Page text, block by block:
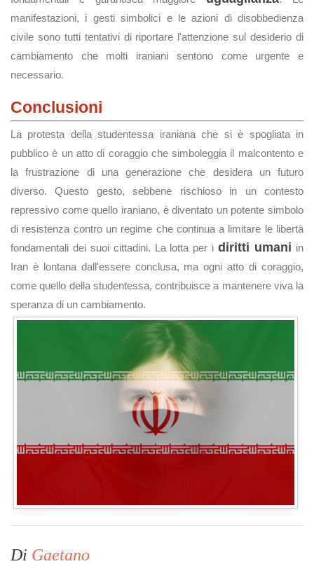
manifestazioni, i gesti simbolici e le azioni di disobbedienza
civile sono tutti tentativi di riportare l'attenzione sul desiderio di
cambiamento che molti iraniani sentono come urgente e
necessario.
Conclusioni
La protesta della studentessa iraniana che si è spogliata in
pubblico è un atto di coraggio che simboleggia il malcontento e
la frustrazione di una generazione che desidera un futuro
diverso. Questo gesto, sebbene rischioso in un contesto
repressivo come quello iraniano, è diventato un potente simbolo
di resistenza contro un regime che continua a limitare le libertà
fondamentali dei suoi cittadini. La lotta per idiritti umani in
Iran è lontana dall'essere conclusa, ma ogni atto di coraggio,
come quello della studentessa, contribuisce a mantenere viva la
speranza di un cambiamento.
Di Gaetano